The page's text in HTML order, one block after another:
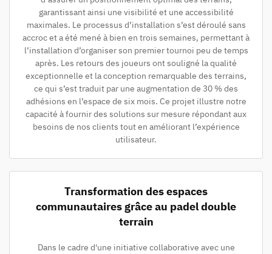
garantissant ainsi une visibilité et une accessibilité
maximales. Le processus d’installation s’est déroulé sans
accroc et a été mené à bien en trois semaines, permettant à
l’installation d’organiser son premier tournoi peu de temps
après. Les retours des joueurs ont souligné la qualité
exceptionnelle et la conception remarquable des terrains,
ce qui s’est traduit par une augmentation de 30 % des
adhésions en l’espace de six mois. Ce projet illustre notre
capacité à fournir des solutions sur mesure répondant aux
besoins de nos clients tout en améliorant l’expérience
utilisateur.
Transformation des espaces
communautaires grâce au padel double
terrain
Dans le cadre d'une initiative collaborative avec une